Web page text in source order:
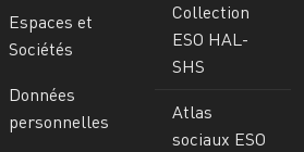
Espaces et
Sociétés
Données
personnelles
Collection
ESO HAL-
SHS
Atlas
sociaux ESO